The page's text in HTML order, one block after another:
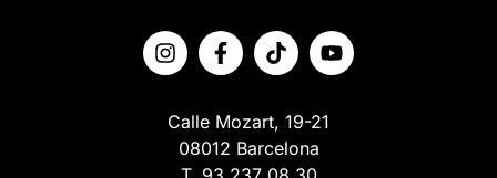
Calle Mozart, 19-21
08012 Barcelona